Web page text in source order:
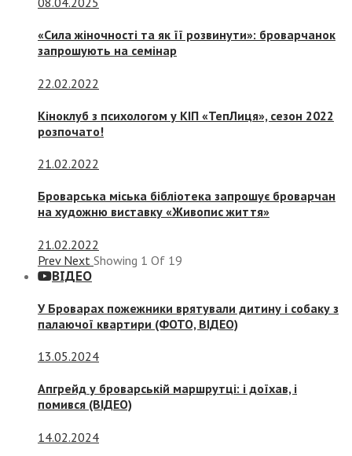
«Сила жіночності та як її розвинути»: броварчанок
запрошують на семінар
22.02.2022
Кіноклуб з психологом у КІП «ТепЛиця», сезон 2022
розпочато!
21.02.2022
Броварська міська бібліотека запрошує броварчан
на художню виставку «Живопис життя»
21.02.2022
Prev Next Showing 1 Of 19
ВІДЕО
У Броварах пожежники врятували дитину і собаку з
палаючої квартири (ФОТО, ВІДЕО)
13.05.2024
Апгрейд у броварській маршрутці: і доїхав, і
помився (ВІДЕО)
14.02.2024